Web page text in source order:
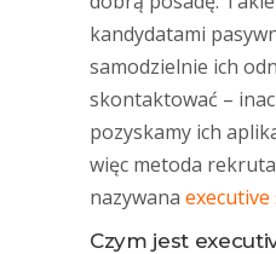
kandydatami
samodzielnie ich
skontaktować –
pozyskamy ich
więc metoda
nazywana executive
Czym jest